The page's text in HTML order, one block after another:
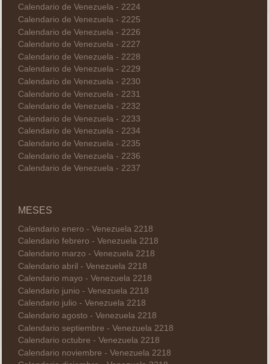
Calendario de Venezuela - 2224
Calendario de Venezuela - 2225
Calendario de Venezuela - 2226
Calendario de Venezuela - 2227
Calendario de Venezuela - 2228
Calendario de Venezuela - 2229
Calendario de Venezuela - 2230
Calendario de Venezuela - 2231
Calendario de Venezuela - 2232
Calendario de Venezuela - 2233
Calendario de Venezuela - 2234
Calendario de Venezuela - 2235
Calendario de Venezuela - 2236
Calendario de Venezuela - 2237
MESES
Calendario enero - Venezuela 2218
Calendario febrero - Venezuela 2218
Calendario marzo - Venezuela 2218
Calendario abril - Venezuela 2218
Calendario mayo - Venezuela 2218
Calendario junio - Venezuela 2218
Calendario julio - Venezuela 2218
Calendario agosto - Venezuela 2218
Calendario septiembre - Venezuela 2218
Calendario octubre - Venezuela 2218
Calendario noviembre - Venezuela 2218